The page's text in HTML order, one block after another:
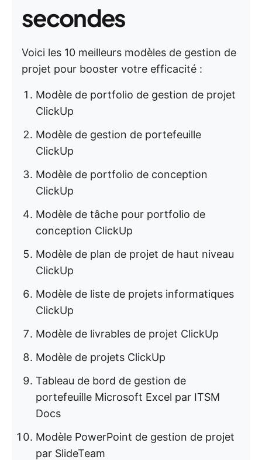
secondes
Voici les 10 meilleurs modèles de gestion de
projet pour booster votre efficacité :
Modèle de portfolio de gestion de projet
ClickUp
Modèle de gestion de portefeuille
ClickUp
Modèle de portfolio de conception
ClickUp
Modèle de tâche pour portfolio de
conception ClickUp
Modèle de plan de projet de haut niveau
ClickUp
Modèle de liste de projets informatiques
ClickUp
Modèle de livrables de projet ClickUp
Modèle de projets ClickUp
Tableau de bord de gestion de
portefeuille Microsoft Excel par ITSM
Docs
Modèle PowerPoint de gestion de projet
par SlideTeam